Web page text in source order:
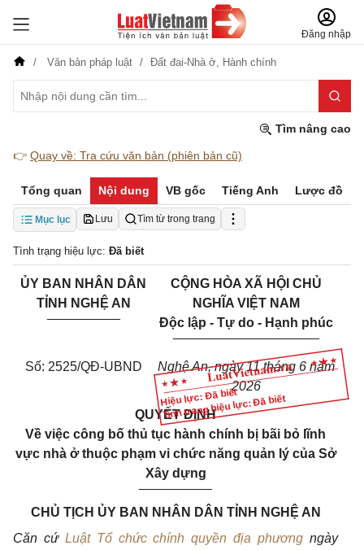
Đăng nhập
Văn bản pháp luật Đất đai-Nhà ở, Hành chính
Tìm nâng cao
👉 Quay về: Tra cứu văn bản (phiên bản cũ)
Tổng quan Nội dung VB gốc Tiếng Anh Lược đồ
Mục lục Lưu Tìm từ trong trang
Tình trạng hiệu lực: Đã biết
Hiệu lực: Đã biết
Tình trạng hiệu lực: Đã biết
ỦY BAN NHÂN DÂN
TỈNH NGHỆ AN
__________
CỘNG HÒA XÃ HỘI CHỦ
NGHĨA VIỆT NAM
Độc lập - Tự do - Hạnh phúc
____________________
Số: 2525/QĐ-UBND
Nghệ An, ngày 11 tháng 6 năm
2026
QUYẾT ĐỊNH
Về việc công bố thủ tục hành chính bị bãi bỏ lĩnh
vực nhà ở thuộc phạm vi chức năng quản lý của Sở
Xây dựng
__________
CHỦ TỊCH ỦY BAN NHÂN DÂN TỈNH NGHỆ AN
Căn cứ Luật Tổ chức chính quyền địa phương ngày